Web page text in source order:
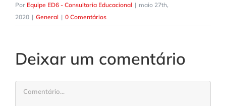
Por Equipe ED6 - Consultoria Educacional | maio 27th,
2020 | General | 0 Comentários
Deixar um comentário
Comentário